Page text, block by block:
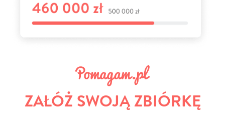
ZAŁÓŻ SWOJĄ ZBIÓRKĘ